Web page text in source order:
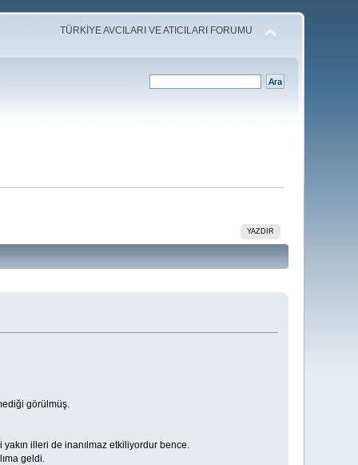
TÜRKİYE AVCILARI VE ATICILARI FORUMU
YAZDIR
görülmüş.
illeri de inanılmaz etkiliyordur bence.
geldi.